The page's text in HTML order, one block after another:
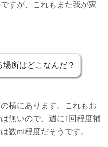
すが、これもまた我が家
場所はどこなんだ？
横にあります。これもお
無いので、週に1回程度補
数ml程度だそうです。